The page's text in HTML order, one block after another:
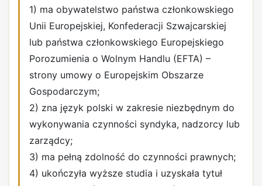
1) ma obywatelstwo państwa członkowskiego
Unii Europejskiej, Konfederacji Szwajcarskiej
lub państwa członkowskiego Europejskiego
Porozumienia o Wolnym Handlu (EFTA) –
strony umowy o Europejskim Obszarze
Gospodarczym;
2) zna język polski w zakresie niezbędnym do
wykonywania czynności syndyka, nadzorcy lub
zarządcy;
3) ma pełną zdolność do czynności prawnych;
4) ukończyła wyższe studia i uzyskała tytuł